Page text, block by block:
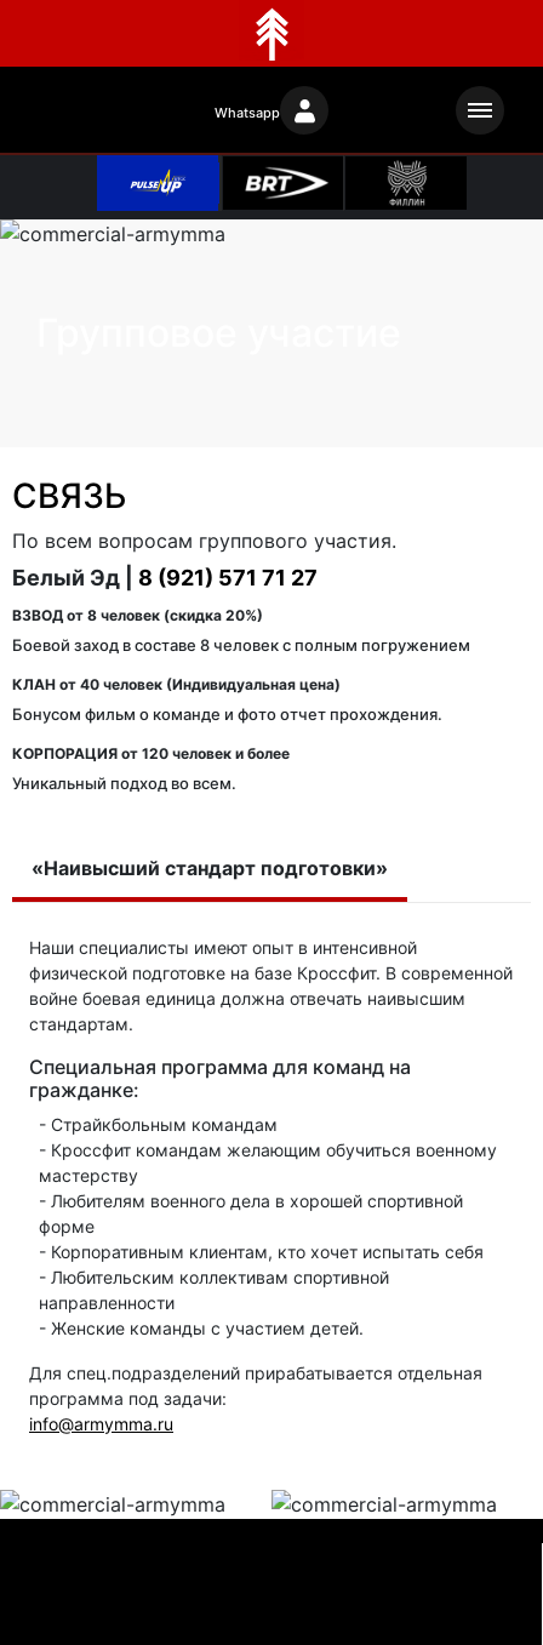
Whatsapp
СВЯЗЬ
По всем вопросам группового участия.
Белый Эд | 8 (921) 571 71 27
ВЗВОД от 8 человек (скидка 20%)
Боевой заход в составе 8 человек с полным погружением
КЛАН от 40 человек (Индивидуальная цена)
Бонусом фильм о команде и фото отчет прохождения.
КОРПОРАЦИЯ от 120 человек и более
Уникальный подход во всем.
«Наивысший стандарт подготовки»
Наши специалисты имеют опыт в интенсивной
физической подготовке на базе Кроссфит. В современной
войне боевая единица должна отвечать наивысшим
стандартам.
Специальная программа для команд на
гражданке:
- Страйкбольным командам
- Кроссфит командам желающим обучиться военному
мастерству
- Любителям военного дела в хорошей спортивной
форме
- Корпоративным клиентам, кто хочет испытать себя
- Любительским коллективам спортивной
направленности
- Женские команды с участием детей.
Для спец.подразделений прирабатывается отдельная
программа под задачи:
info@armymma.ru